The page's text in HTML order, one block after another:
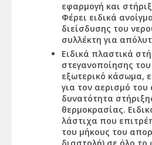
εφαρμογή και
Φέρει ειδικά
διείσδυσης του
συλλέκτη για
Ειδικά πλαστικά
στεγανοποίησης
εξωτερικό κάσωμα,
για τον αερισμό του
δυνατότητα
θερμοκρασίας.
λάστιχα που
του μήκους του
διαστολή) σε όλο